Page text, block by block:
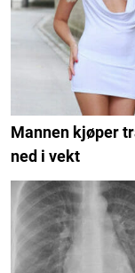
Mannen kjøper
ned i vekt